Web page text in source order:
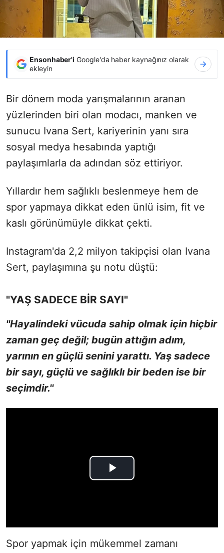
Ensonhaber'i Google'da haber kaynağınız olarak
ekleyin
Bir dönem moda yarışmalarının aranan
yüzlerinden biri olan modacı, manken ve
sunucu Ivana Sert, kariyerinin yanı sıra
sosyal medya hesabında yaptığı
paylaşımlarla da adından söz ettiriyor.
Yıllardır hem sağlıklı beslenmeye hem de
spor yapmaya dikkat eden ünlü isim, fit ve
kaslı görünümüyle dikkat çekti.
Instagram'da 2,2 milyon takipçisi olan Ivana
Sert, paylaşımına şu notu düştü:
"YAŞ SADECE BİR SAYI"
''Hayalindeki vücuda sahip olmak için hiçbir
zaman geç değil; bugün attığın adım,
yarının en güçlü senini yarattı. Yaş sadece
bir sayı, güçlü ve sağlıklı bir beden ise bir
seçimdir.''
Spor yapmak için mükemmel zamanı